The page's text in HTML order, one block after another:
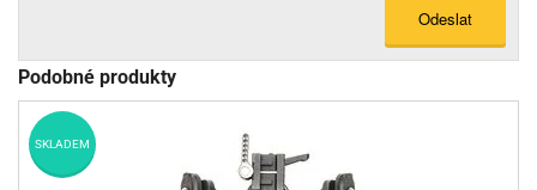
Odeslat
Podobné produkty
SKLADEM